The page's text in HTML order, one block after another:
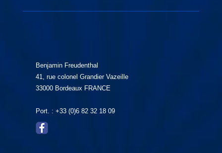
Benjamin Freudenthal
41, rue colonel Grandier Vazeille
33000 Bordeaux FRANCE
Port. : +33 (0)6 82 32 18 09